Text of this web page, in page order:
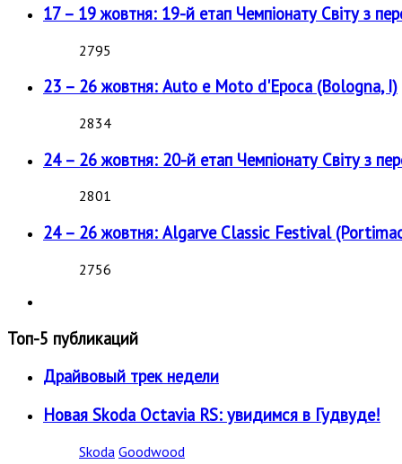
17 – 19 жовтня: 19-й етап Чемпіонату Світу з
2795
23 – 26 жовтня: Auto e Moto d'Epoca (Bologna, I)
2834
24 – 26 жовтня: 20-й етап Чемпіонату Світу з
2801
24 – 26 жовтня: Algarve Classic Festival
2756
Топ-5 публикаций
Драйвовый трек недели
Новая Skoda Octavia RS: увидимся в Гудвуде!
Skoda Goodwood